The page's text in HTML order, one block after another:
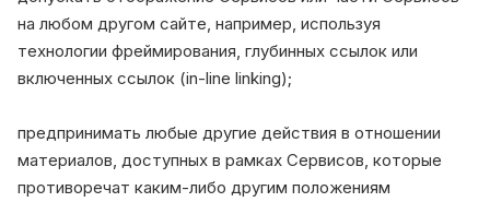
на любом другом сайте, например, используя
технологии фреймирования, глубинных ссылок или
включенных ссылок (in-line linking);
предпринимать любые другие действия в отношении
материалов, доступных в рамках Сервисов, которые
противоречат каким-либо другим положениям